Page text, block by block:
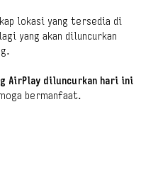
lokasi yang tersedia di
yang akan diluncurkan
AirPlay diluncurkan hari ini
bermanfaat.